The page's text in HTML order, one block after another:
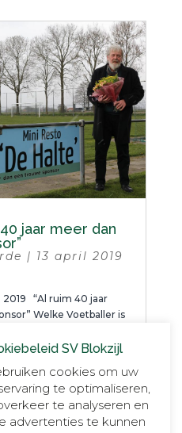
jaar meer dan
| 13 april 2019
2019 “Al ruim 40 jaar
Welke Voetballer is
de wedstrijd met een
lekkerste patat in de
Mini Resto de Halte
SV Blokzijl
cookies om uw
te optimaliseren,
te analyseren en
advertenties te kunnen